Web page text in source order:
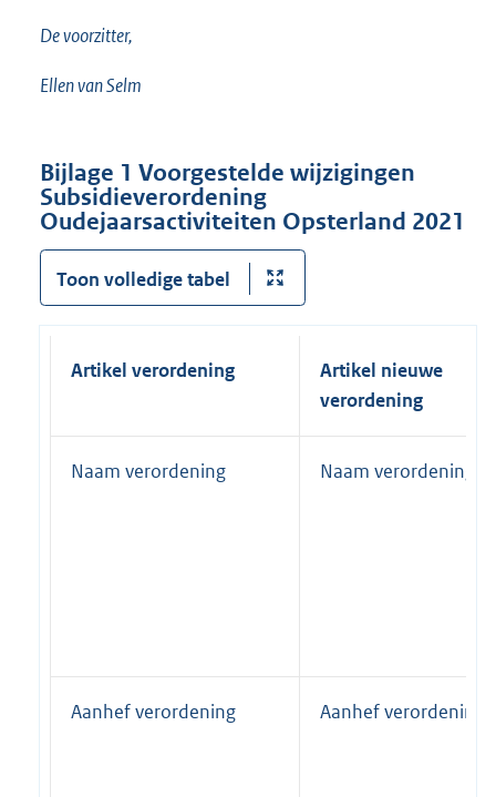
De voorzitter,
Ellen van Selm
Bijlage 1 Voorgestelde wijzigingen
Subsidieverordening
Oudejaarsactiviteiten Opsterland 2021
Toon volledige tabel
Artikel verordening
Artikel nieuwe
verordening
Naam verordening Naam verordening
Aanhef verordening Aanhef verordening